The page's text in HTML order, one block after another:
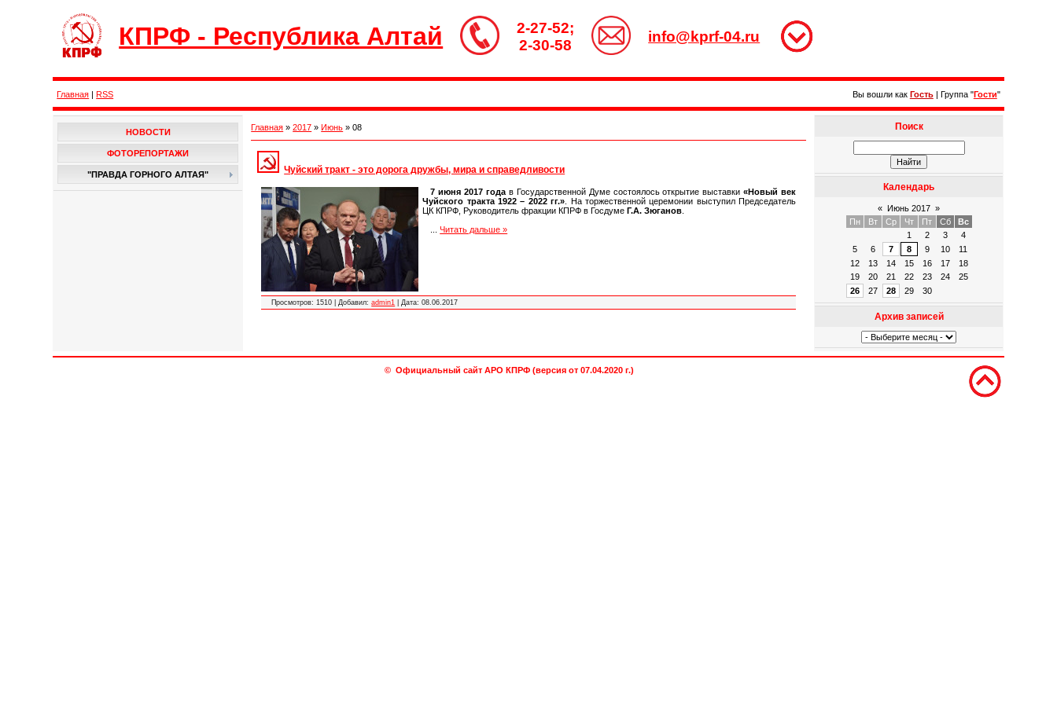
КПРФ - Республика Алтай
2-27-52;
2-30-58
info@kprf-04.ru
Главная |RSS Вы вошли как Гость| Группа "Гости"
НОВОСТИ
ФОТОРЕПОРТАЖИ
"ПРАВДА ГОРНОГО АЛТАЯ"
Главная »2017 » Июнь » 08
Чуйский тракт - это дорога дружбы, мира и справедливости
7 июня 2017 годав Государственной Думе состоялось открытие выставки«Новый век
Чуйского тракта 1922– 2022 гг.» . На торжественной церемонии выступил Председатель
ЦК КПРФ, Руководитель фракции КПРФ в ГосдумеГ.А. Зюганов
...Читать дальше »
Просмотров: 1510 Добавил: admin1 Дата: 08.06.2017
Поиск
Календарь
« Июнь 2017 »
Пн
Вт Ср Чт Пт Сб
Вс
1
2 3
4
5
6 7 8 9 10
11
12
13 14 15 16 17
18
19
20 21 22 23 24
25
26
27 28 29 30
Архив записей
© Официальный сайт АРО КПРФ (версия от 07.04.2020 г.)